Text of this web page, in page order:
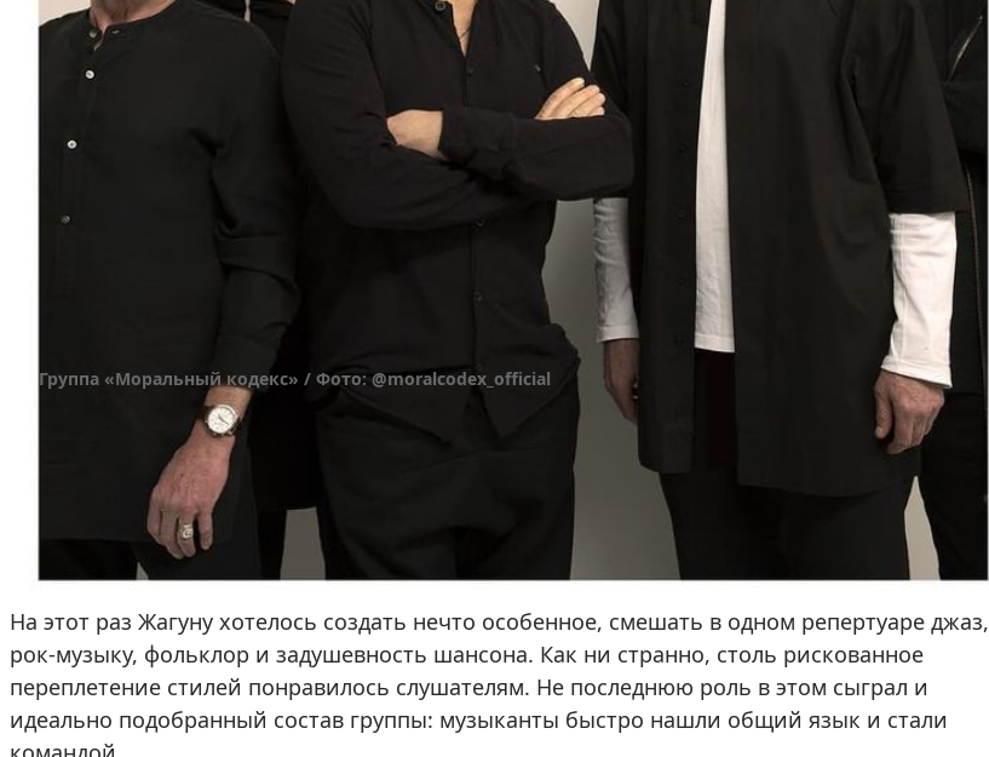
Группа «Моральный кодекс» / Фото: @moralcodex_official
До этого Павел успел раскрутить несколько успешных групп, поработать с именитыми
звездами советской эстрады, в том числе с Примадонной российского шоу-бизнеса Аллой
, а также появиться на украинском телевидении.
На этот раз Жагуну хотелось создать нечто особенное, смешать в одном репертуаре джаз,
рок-музыку, фольклор и задушевность шансона. Как ни странно, столь рискованное
переплетение стилей понравилось слушателям. Не последнюю роль в этом сыграл и
идеально подобранный состав группы: музыканты быстро нашли общий язык и стали